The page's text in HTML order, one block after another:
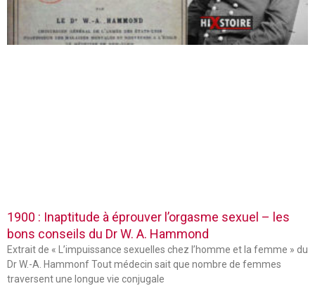
1900 : Inaptitude à éprouver l’orgasme sexuel – les
bons conseils du Dr W. A. Hammond
Extrait de « L’impuissance sexuelles chez l’homme et la femme » du
Dr W.-A. Hammonf Tout médecin sait que nombre de femmes
traversent une longue vie conjugale